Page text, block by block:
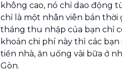
không cao, nó chỉ dao động
chỉ là một nhân viên bán thời
tháng thu nhập của bạn chỉ
khoản chi phí này thì các
tiền nhà, ăn uống vài bữa ở
Gòn.